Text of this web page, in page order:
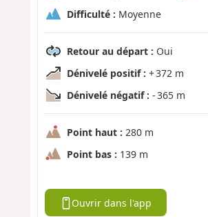
Difficulté : Moyenne
Retour au départ : Oui
Dénivelé positif : + 372 m
Dénivelé négatif : - 365 m
Point haut : 280 m
Point bas : 139 m
Ouvrir dans l'app